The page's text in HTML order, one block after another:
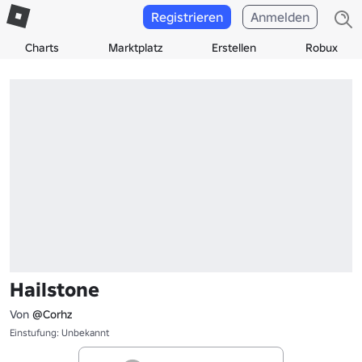
Charts Marktplatz Erstellen Robux
Registrieren Anmelden
Hailstone
Von @Corhz
Einstufung: Unbekannt